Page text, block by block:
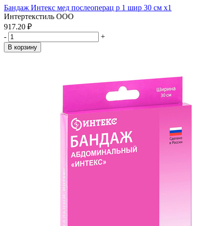
Бандаж Интекс мед послеоперац р 1 шир 30 см x1
Интертекстиль ООО
917.20 ₽
-
+
В корзину